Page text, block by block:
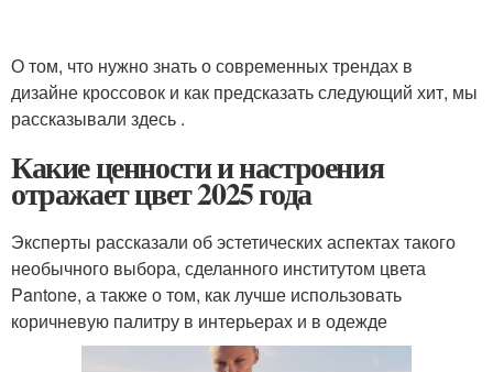
О том, что нужно знать о современных трендах в
дизайне кроссовок и как предсказать следующий хит, мы
рассказывали здесь .
Какие ценности и настроения
отражает цвет 2025 года
Эксперты рассказали об эстетических аспектах такого
необычного выбора, сделанного институтом цвета
Pantone, а также о том, как лучше использовать
коричневую палитру в интерьерах и в одежде